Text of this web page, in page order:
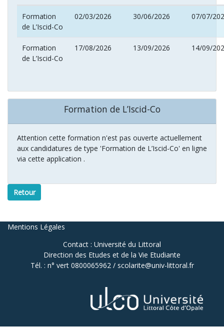
Formation
de L’Iscid-Co
02/03/2026 30/06/2026 07/07/
Formation
de L’Iscid-Co
17/08/2026 13/09/2026 14/09/
Formation de L’Iscid-Co
Attention cette formation n'est pas ouverte actuellement
aux candidatures de type 'Formation de L’Iscid-Co' en ligne
via cette application .
Retour
Mentions Légales
Contact : Université du Littoral
Direction des Etudes et de la Vie Etudiante
Tél. : n° vert 0800065962 / scolarite@univ-littoral.fr